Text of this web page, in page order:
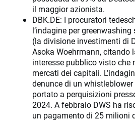
il maggior azionista.
DBK.DE: I procuratori
l’indagine per greenwashing
(la divisione investimenti di
Asoka Woehrmann, citando
interesse pubblico visto che
mercati dei capitali.
denunce di un
portato a perquisizioni
2024. A febbraio DWS ha
un pagamento di 25 milioni